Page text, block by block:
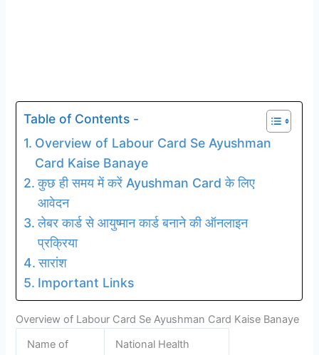
Table of Contents -
Overview of Labour Card Se Ayushman
Card Kaise Banaye
कुछ ही समय में करें Ayushman Card के लिए
आवेदन
लेबर कार्ड से आयुष्मान कार्ड बनाने की ऑनलाइन
प्रक्रिया
सारांश
Important Links
Overview of Labour Card Se Ayushman Card Kaise Banaye
Name of
National Health